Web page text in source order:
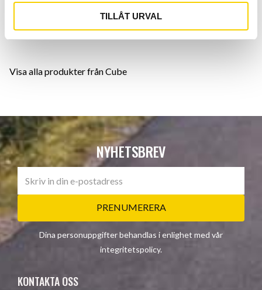
TILLÅT URVAL
Shimano GRX FC-RX600, 40T
Vikt: 9,0 kg
Visa alla produkter från Cube
NYHETSBREV
PRENUMERERA
Dina personuppgifter behandlas i enlighet med vår
integritetspolicy.
KONTAKTA OSS